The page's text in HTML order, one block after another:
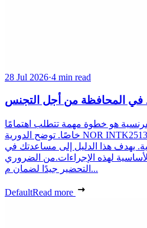
28 Jul 2026·4 min read
في المحافظة من أجل التجنس
هو خطوة مهمة تتطلب اهتمامًا
خاصًا. توضح الدورية NOR INTK2513256J بتاريخ 2 مايو 2025
يهدف هذا الدليل إلى مساعدتك في
لهذه الإجراءات.من الضروري
التحضير جيدًا لضمان م...
DefaultRead more